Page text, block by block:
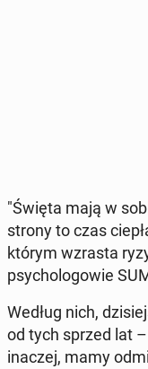
"Święta mają w
strony to czas
którym wzrasta
psy­cho­lo­go­wie
Według nich,
od tych sprzed lat
inaczej, mamy